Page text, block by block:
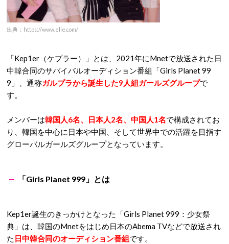
出典：https://www.elle.com/
「Kep1er（ケプラー）」とは、2021年にMnetで放送された日
中韓合同のサバイバルオーディション番組「Girls Planet 99
9」、通称ガルプラから誕生した9人組ガールズグループで
す。
メンバーは韓国人6名、日本人2名、中国人1名で構成されてお
り、韓国を中心に日本や中国、そして世界中での活躍を目指す
グローバルガールズグループとなっています。
「Girls Planet 999」とは
Kep1er誕生のきっかけとなった「Girls Planet 999：少女祭
典」は、韓国のMnetをはじめ日本のAbema TVなどで放送され
た 日中韓合同のオーディション番組です。